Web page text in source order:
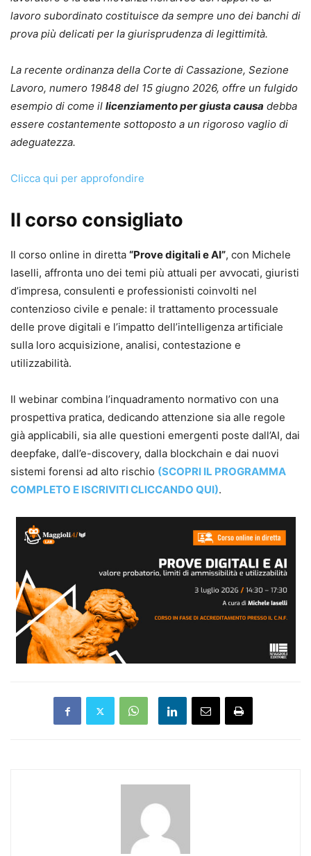
lavoro subordinato costituisce da sempre uno dei banchi di
prova più delicati per la giurisprudenza di legittimità.
La recente ordinanza della Corte di Cassazione, Sezione
Lavoro, numero 19848 del 15 giugno 2026, offre un fulgido
esempio di come il licenziamento per giusta causa debba
essere costantemente sottoposto a un rigoroso vaglio di
adeguatezza.
Clicca qui per approfondire
Il corso consigliato
Il corso online in diretta “Prove digitali e AI”, con Michele
Iaselli, affronta uno dei temi più attuali per avvocati, giuristi
d’impresa, consulenti e professionisti coinvolti nel
contenzioso civile e penale: il trattamento processuale
delle prove digitali e l’impatto dell’intelligenza artificiale
sulla loro acquisizione, analisi, contestazione e
utilizzabilità.
Il webinar combina l’inquadramento normativo con una
prospettiva pratica, dedicando attenzione sia alle regole
già applicabili, sia alle questioni emergenti poste dall’AI, dai
deepfake, dall’e-discovery, dalla blockchain e dai nuovi
sistemi forensi ad alto rischio (SCOPRI IL PROGRAMMA
COMPLETO E ISCRIVITI CLICCANDO QUI).